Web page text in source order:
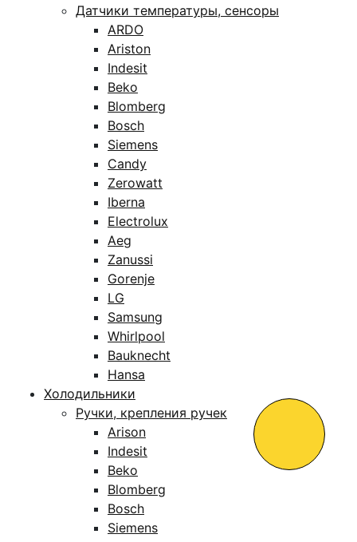
Датчики температуры, сенсоры
ARDO
Ariston
Indesit
Beko
Blomberg
Bosch
Siemens
Candy
Zerowatt
Iberna
Electrolux
Aeg
Zanussi
Gorenje
LG
Samsung
Whirlpool
Bauknecht
Hansa
Холодильники
Ручки, крепления ручек
Arison
Indesit
Beko
Blomberg
Bosch
Siemens